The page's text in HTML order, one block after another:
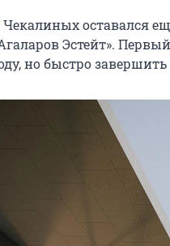
Чекалиных оставался
Эстейт».
но быстро